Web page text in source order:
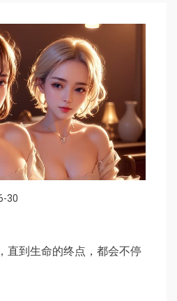
30
直到生命的终点，都会不停